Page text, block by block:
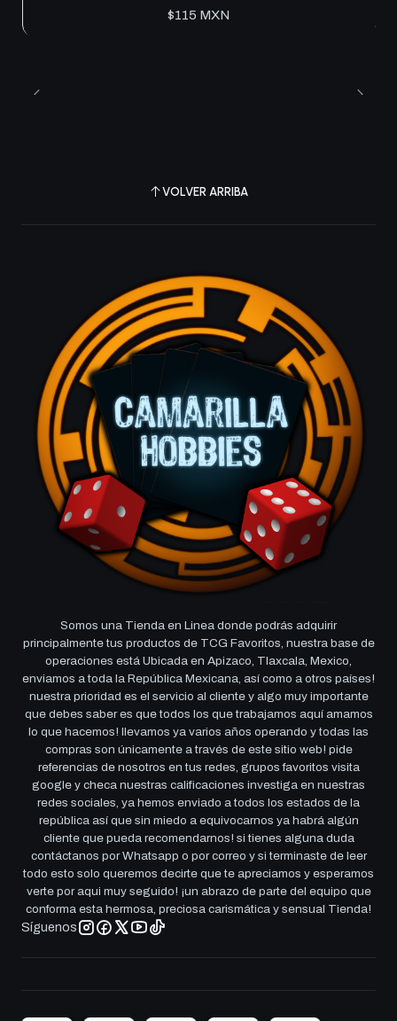
$115 MXN
VOLVER ARRIBA
Somos una Tienda en Linea donde podrás adquirir
principalmente tus productos de TCG Favoritos, nuestra base de
operaciones está Ubicada en Apizaco, Tlaxcala, Mexico,
enviamos a toda la República Mexicana, así como a otros países!
nuestra prioridad es el servicio al cliente y algo muy importante
que debes saber es que todos los que trabajamos aquí amamos
lo que hacemos! llevamos ya varios años operando y todas las
compras son únicamente a través de este sitio web! pide
referencias de nosotros en tus redes, grupos favoritos visita
google y checa nuestras calificaciones investiga en nuestras
redes sociales, ya hemos enviado a todos los estados de la
república así que sin miedo a equivocarnos ya habrá algún
cliente que pueda recomendarnos! si tienes alguna duda
contáctanos por Whatsapp o por correo y si terminaste de leer
todo esto solo queremos decirte que te apreciamos y esperamos
verte por aqui muy seguido! ¡un abrazo de parte del equipo que
conforma esta hermosa, preciosa carismática y sensual Tienda!
Síguenos